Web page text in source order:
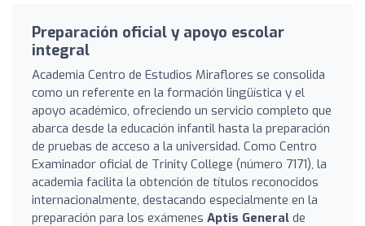
Preparación oficial y apoyo escolar
integral
Academia Centro de Estudios Miraflores se consolida
como un referente en la formación lingüística y el
apoyo académico, ofreciendo un servicio completo que
abarca desde la educación infantil hasta la preparación
de pruebas de acceso a la universidad. Como Centro
Examinador oficial de Trinity College (número 7171), la
academia facilita la obtención de títulos reconocidos
internacionalmente, destacando especialmente en la
preparación para los exámenes Aptis General de